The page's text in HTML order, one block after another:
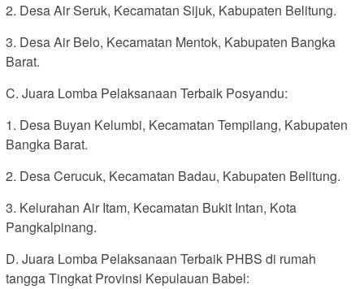
2. Desa Air Seruk, Kecamatan Sijuk, Kabupaten Belitung.
3. Desa Air Belo, Kecamatan Mentok, Kabupaten Bangka
Barat.
C. Juara Lomba Pelaksanaan Terbaik Posyandu:
1. Desa Buyan Kelumbi, Kecamatan Tempilang, Kabupaten
Bangka Barat.
2. Desa Cerucuk, Kecamatan Badau, Kabupaten Belitung.
3. Kelurahan Air Itam, Kecamatan Bukit Intan, Kota
Pangkalpinang.
D. Juara Lomba Pelaksanaan Terbaik PHBS di rumah
tangga Tingkat Provinsi Kepulauan Babel: